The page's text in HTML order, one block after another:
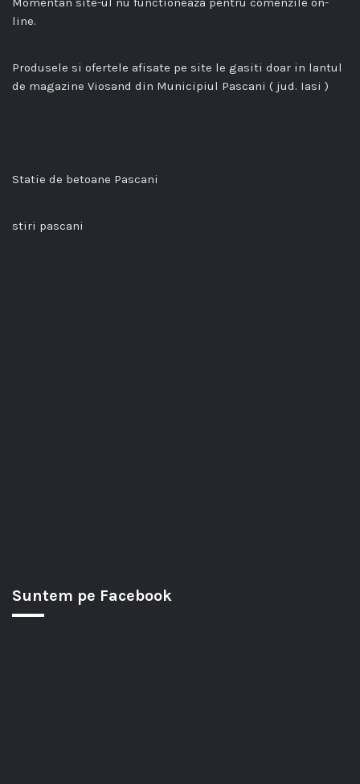
line.
Produsele si ofertele afisate pe site le gasiti doar in lantul
de magazine Viosand din Municipiul Pascani ( jud. Iasi )
Statie de betoane Pascani
stiri pascani
Suntem pe Facebook